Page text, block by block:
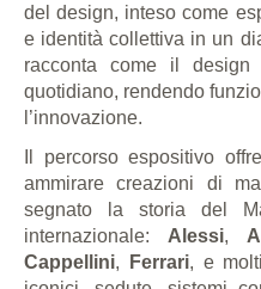
del design, inteso come
e identità collettiva in un
racconta come il design
quotidiano, rendendo
l’innovazione.
Il percorso espositivo
ammirare creazioni di
segnato la storia del
internazionale: Alessi,
Cappellini, Ferrari, e